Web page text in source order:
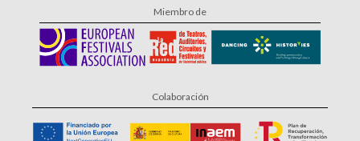
Miembro de
Colaboración